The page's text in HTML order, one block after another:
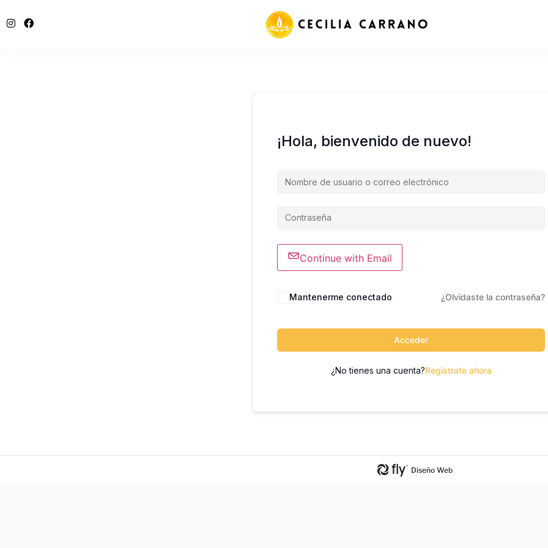
¡Hola, bienvenido de nuevo!
Continue with Email
Mantenerme conectado ¿Olvidaste la contraseña?
Acceder
¿No tienes una cuenta?Regístrate ahora
Diseño Web